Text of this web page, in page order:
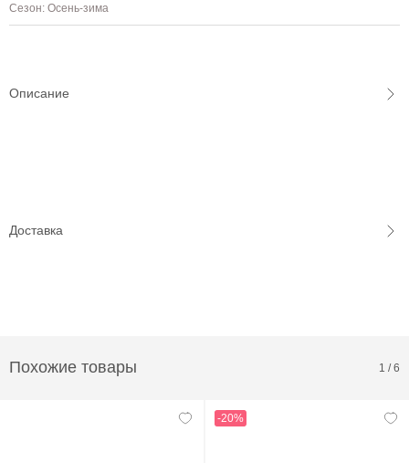
Сезон: Осень-зима
Описание
Доставка
Похожие товары 1 /6
-20%